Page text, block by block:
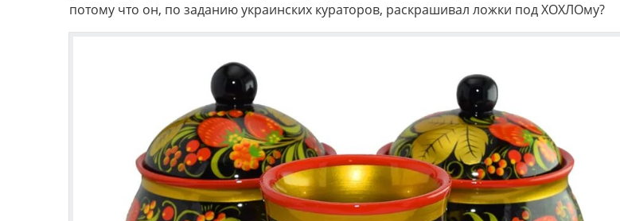
потому что он, по заданию украинских кураторов, раскрашивал ложки под ХОХЛОму?